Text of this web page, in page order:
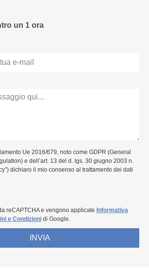
un 1 ora
Ue 2016/679, noto come GDPR (General
e dell’art. 13 del d. lgs. 30 giugno 2003 n.
dichiaro il mio consenso al trattamento dei dati
reCAPTCHA e vengono applicate Informativa
e Condizioni di Google.
INVIA